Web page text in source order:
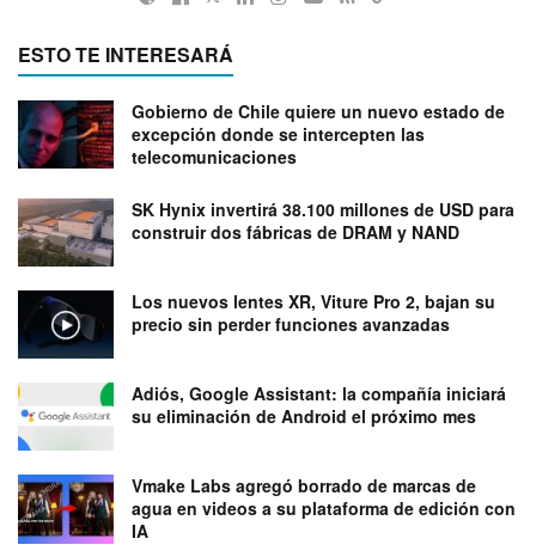
ESTO TE INTERESARÁ
Gobierno de Chile quiere un nuevo estado de
excepción donde se intercepten las
telecomunicaciones
SK Hynix invertirá 38.100 millones de USD para
construir dos fábricas de DRAM y NAND
Los nuevos lentes XR, Viture Pro 2, bajan su
precio sin perder funciones avanzadas
Adiós, Google Assistant: la compañía iniciará
su eliminación de Android el próximo mes
Vmake Labs agregó borrado de marcas de
agua en videos a su plataforma de edición con
IA